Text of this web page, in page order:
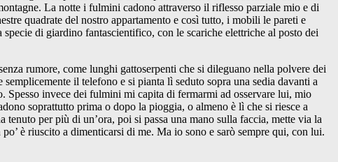
La notte i fulmini cadono attraverso il riflesso parziale mio e di
quadrate del nostro appartamento e così tutto, i mobili le pareti e
di giardino fantascientifico, con le scariche elettriche al posto dei
rumore, come lunghi gattoserpenti che si dileguano nella polvere dei
il telefono e si pianta lì seduto sopra una sedia davanti a
Spesso invece dei fulmini mi capita di fermarmi ad osservare lui, mio
soprattutto prima o dopo la pioggia, o almeno è lì che si riesce a
per più di un’ora, poi si passa una mano sulla faccia, mette via la
è riuscito a dimenticarsi di me. Ma io sono e sarò sempre qui, con lui.